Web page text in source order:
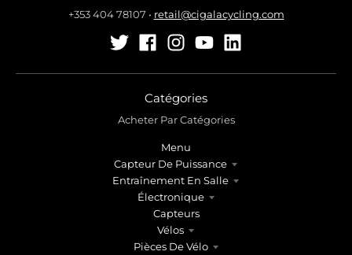
+353 404 78107 • retail@cigalacycling.com
Catégories
Acheter Par Catégories
Menu
Capteur De Puissance
Entraînement En Salle
Électronique
Capteurs
Vélos
Pièces De Vélo